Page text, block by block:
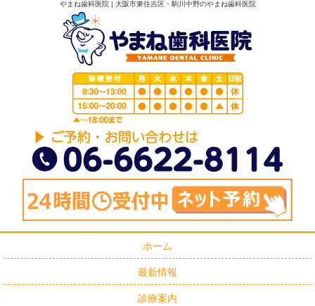
やまね歯科医院 | 大阪市東住吉区・駒川中野のやまね歯科医院
ホーム
最新情報
診療案内